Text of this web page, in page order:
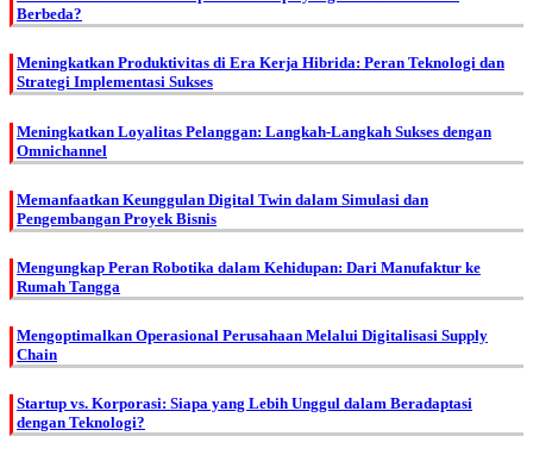
Berbeda?
Meningkatkan Produktivitas di Era Kerja Hibrida: Peran Teknologi dan
Strategi Implementasi Sukses
Meningkatkan Loyalitas Pelanggan: Langkah-Langkah Sukses dengan
Omnichannel
Memanfaatkan Keunggulan Digital Twin dalam Simulasi dan
Pengembangan Proyek Bisnis
Mengungkap Peran Robotika dalam Kehidupan: Dari Manufaktur ke
Rumah Tangga
Mengoptimalkan Operasional Perusahaan Melalui Digitalisasi Supply
Chain
Startup vs. Korporasi: Siapa yang Lebih Unggul dalam Beradaptasi
dengan Teknologi?